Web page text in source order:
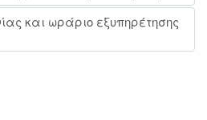
και ωράριο εξυπηρέτησης